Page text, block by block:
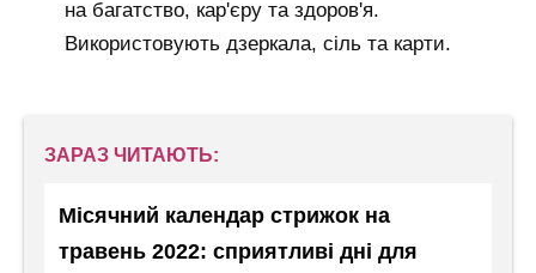
на багатство, кар'єру та здоров'я.
Використовують дзеркала, сіль та карти.
ЗАРАЗ ЧИТАЮТЬ:
Місячний календар стрижок на
травень 2022: сприятливі дні для